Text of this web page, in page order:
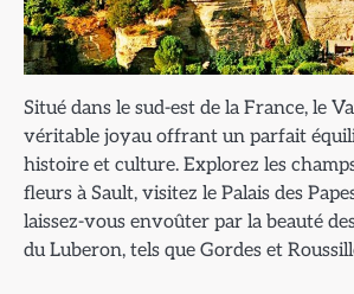
Situé dans le sud-est de la France, le
véritable joyau offrant un parfait
histoire et culture. Explorez les
fleurs à Sault, visitez le Palais des
laissez-vous envoûter par la beauté
du Luberon, tels que Gordes et